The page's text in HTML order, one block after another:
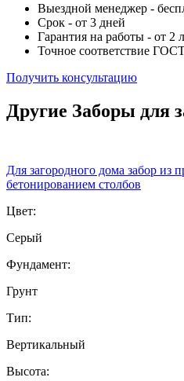
Выездной менеджер -
Срок - от 3 дней
Гарантия на работы - от 2
Точное соответствие
Получить консультацию
Другие Заборы для
Для загородного дома забор из
бетонированием столбов
Цвет:
Серый
Фундамент:
Грунт
Тип:
Вертикальный
Высота: